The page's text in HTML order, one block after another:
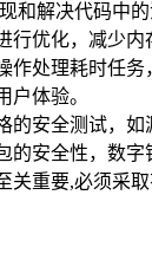
和解决代码中的
行优化，减少
作处理耗时任务
户体验。
的安全测试，
的安全性，数字
关重要,必须采